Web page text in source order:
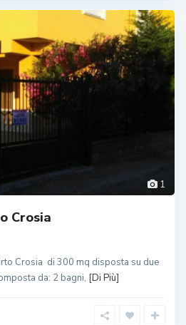
1
Crosia
Crosia di 300 mq disposta su due
da: 2 bagni, [Di Più]